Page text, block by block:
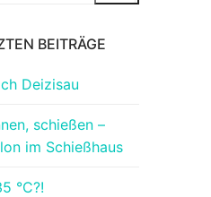
BEITRÄGE
Deizisau
schießen –
im Schießhaus
°C?!